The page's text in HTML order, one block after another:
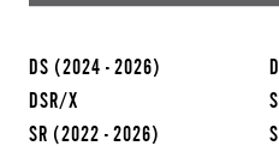
DS (2024 - 2026)
DSR/X
S
SR (2022 - 2026)